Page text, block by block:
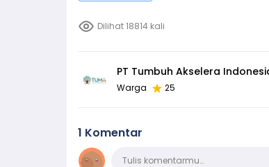
Dilihat 18814 kali
PT Tumbuh Akselera
Warga 25
1 Komentar
KomentarTulis komentarmu…